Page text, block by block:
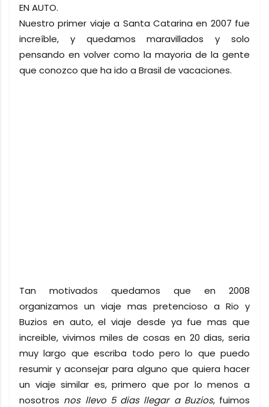
EN AUTO.
Nuestro primer viaje a Santa Catarina en 2007 fue
increíble, y quedamos maravillados y solo
pensando en volver como la mayoria de la gente
que conozco que ha ido a Brasil de vacaciones.
Tan motivados quedamos que en 2008
organizamos un viaje mas pretencioso a Rio y
Buzios en auto, el viaje desde ya fue mas que
increible, vivimos miles de cosas en 20 dias, seria
muy largo que escriba todo pero lo que puedo
resumir y aconsejar para alguno que quiera hacer
un viaje similar es, primero que por lo menos a
nosotros nos llevo 5 dias llegar a Buzios, fuimos